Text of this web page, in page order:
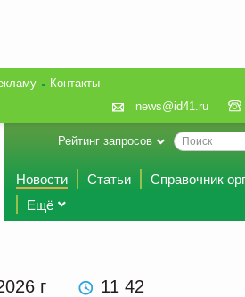
Контакты
news@id41.ru
Рейтинг запросов
Новости Статьи
Справочник
Ещё
г 11 42